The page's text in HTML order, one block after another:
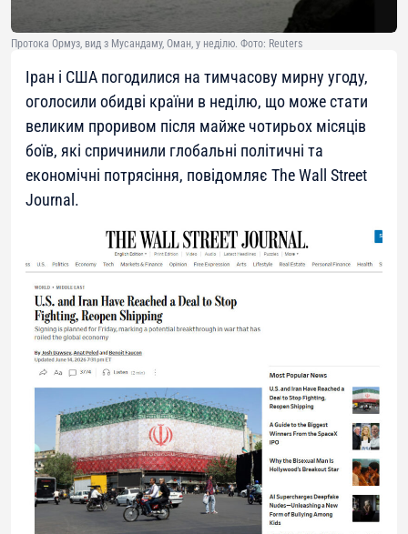
Протока Ормуз, вид з Мусандаму, Оман, у неділю. Фото: Reuters
Іран і США погодилися на тимчасову мирну угоду,
оголосили обидві країни в неділю, що може стати
великим проривом після майже чотирьох місяців
боїв, які спричинили глобальні політичні та
економічні потрясіння, повідомляє The Wall Street
Journal.